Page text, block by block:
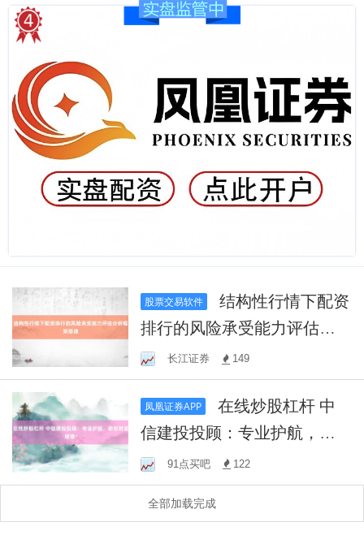
股票交易软件
结构性行情下配资
排行的风险承受能力评估分
析框架搭建
长江证券 149
凤凰证券APP
在线炒股杠杆 中
信建投投顾：专业护航，助
您财富增值！
91点买吧 122
全部加载完成